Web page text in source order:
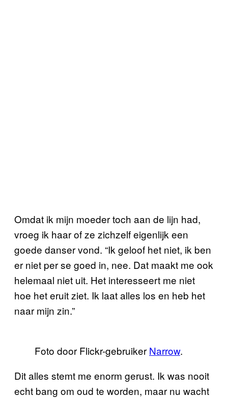
Omdat ik mijn moeder toch aan de lijn had,
vroeg ik haar of ze zichzelf eigenlijk een
goede danser vond. “Ik geloof het niet, ik ben
er niet per se goed in, nee. Dat maakt me ook
helemaal niet uit. Het interesseert me niet
hoe het eruit ziet. Ik laat alles los en heb het
naar mijn zin.”
Foto door Flickr-gebruiker Narrow.
Dit alles stemt me enorm gerust. Ik was nooit
echt bang om oud te worden, maar nu wacht